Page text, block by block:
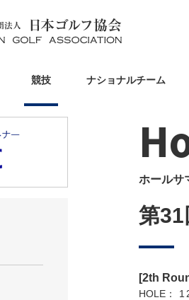
競技 ナショナルチーム
ホールサ
第
[2th
HOLE 1